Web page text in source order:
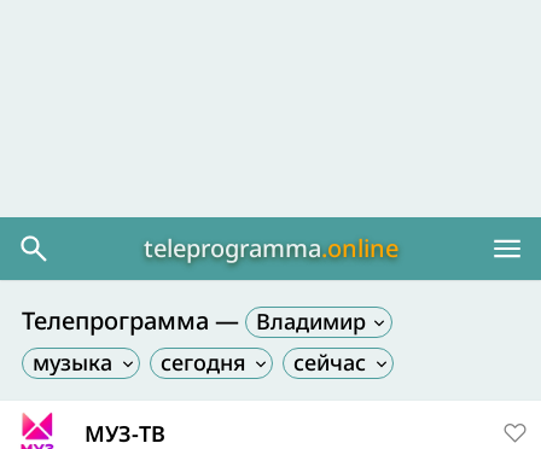
teleprogramma.online
Телепрограмма — Владимир
МУЗ-ТВ